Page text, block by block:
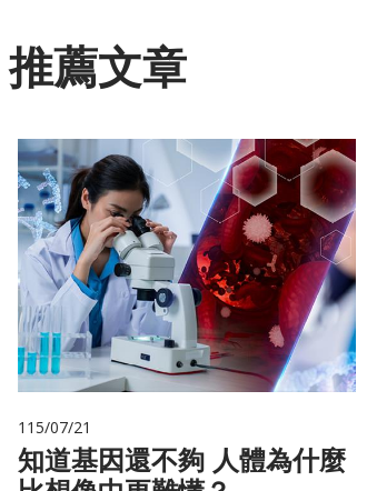
推薦文章
115/07/21
知道基因還不夠 人體為什麼